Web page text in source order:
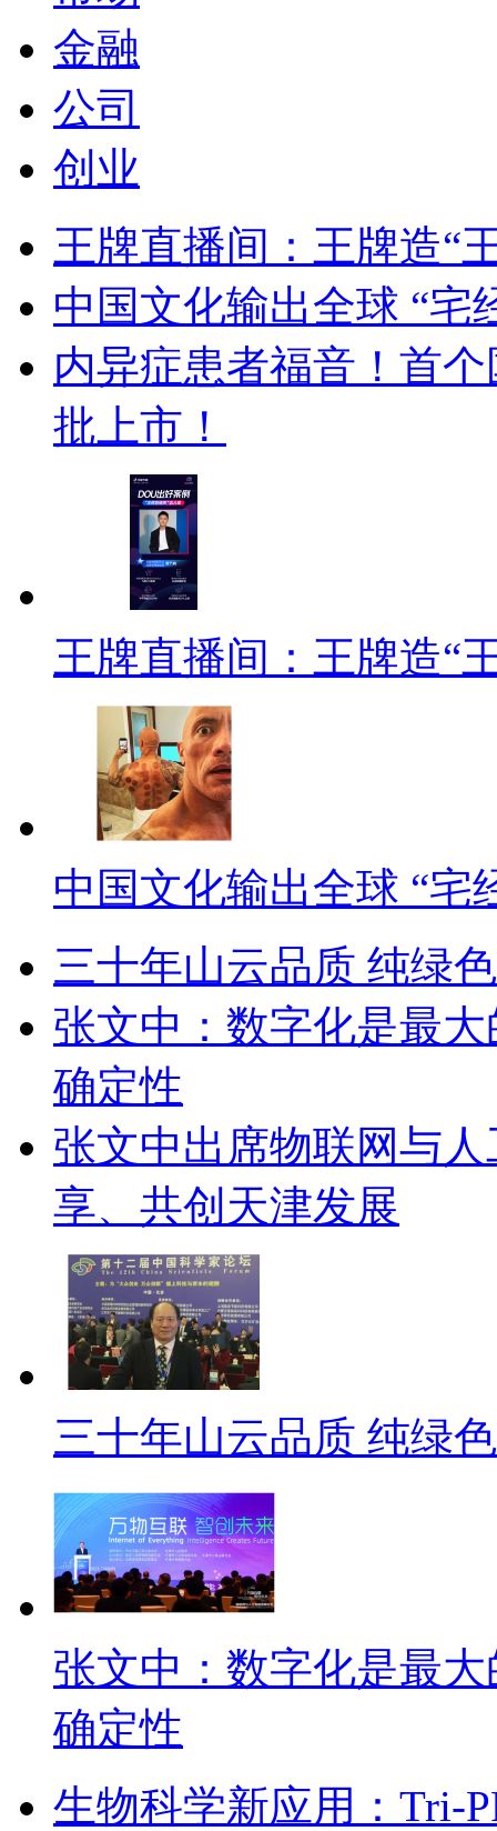
金融
公司
创业
王牌直播间：王牌造“
中国文化输出全球 “宅
内异症患者福音！首
批上市！
王牌直播间：王牌造“
中国文化输出全球 “宅
三十年山云品质 纯绿
张文中：数字化是最
确定性
张文中出席物联网与
享、共创天津发展
三十年山云品质 纯绿
张文中：数字化是最
确定性
生物科学新应用：Tri-